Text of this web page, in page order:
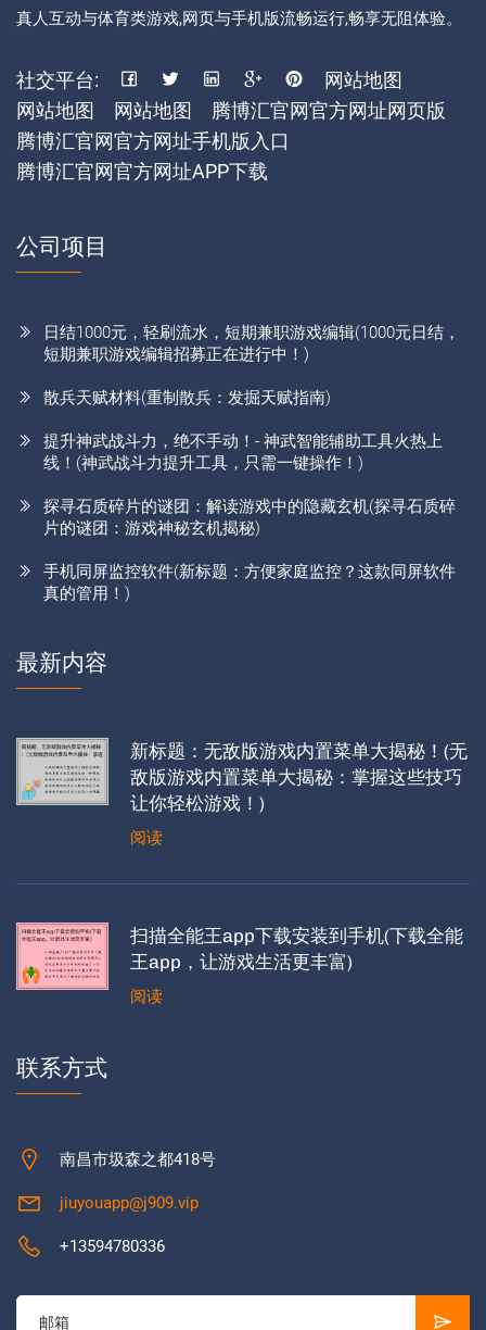
真人互动与体育类游戏,网页与手机版流畅运行,畅享无阻体验。
社交平台:
网站地图
网站地图
网站地图
腾博汇官网官方网址网页版
腾博汇官网官方网址手机版入口
腾博汇官网官方网址APP下载
公司项目
日结1000元，轻刷流水，短期兼职游戏编辑(1000元日结，
短期兼职游戏编辑招募正在进行中！)
散兵天赋材料(重制散兵：发掘天赋指南)
提升神武战斗力，绝不手动！- 神武智能辅助工具火热上
线！(神武战斗力提升工具，只需一键操作！)
探寻石质碎片的谜团：解读游戏中的隐藏玄机(探寻石质碎
片的谜团：游戏神秘玄机揭秘)
手机同屏监控软件(新标题：方便家庭监控？这款同屏软件
真的管用！)
最新内容
新标题：无敌版游戏内置菜单大揭秘！(无
敌版游戏内置菜单大揭秘：掌握这些技巧
让你轻松游戏！)
阅读
扫描全能王app下载安装到手机(下载全能
王app，让游戏生活更丰富)
阅读
联系方式
南昌市圾森之都418号
jiuyouapp@j909.vip
+13594780336